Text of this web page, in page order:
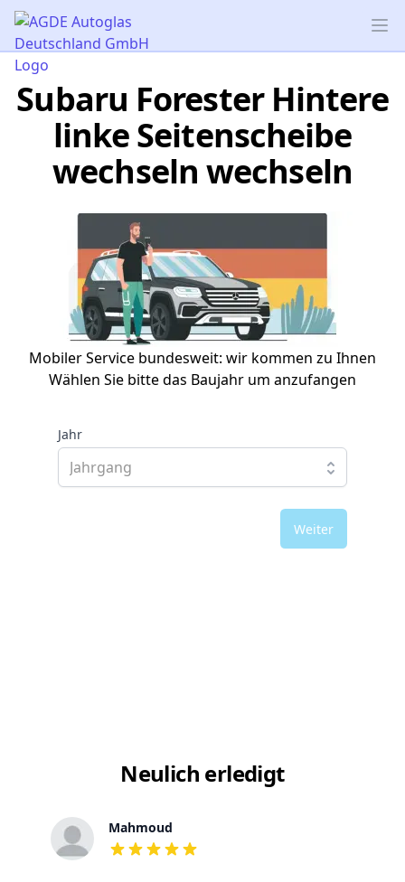
AGDE Autoglas Deutschland GmbH
Subaru Forester Hintere
linke Seitenscheibe
wechseln wechseln
Mobiler Service bundesweit: wir kommen zu Ihnen
Wählen Sie bitte das Baujahr um anzufangen
Jahr
Weiter
Neulich erledigt
Mahmoud
out of 5 stars